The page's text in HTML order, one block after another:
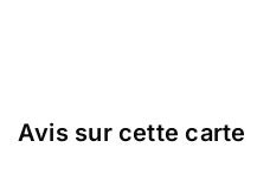
Avis sur cette carte